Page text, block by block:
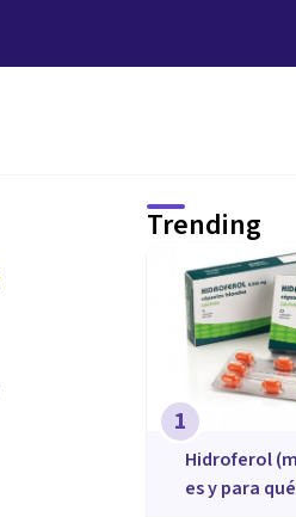
Trending
1
Hidroferol
es y para